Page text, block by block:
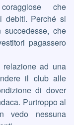
che
debiti. Perché si
succedesse, che
pagassero
ad una
il club alle
di dover
Purtroppo al
vedo nessuna